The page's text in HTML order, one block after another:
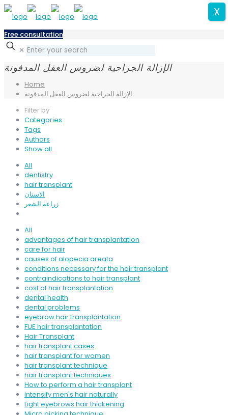
Free consultation
✕
الإزالة الجراحية لضروس العقل المدفونة
Home
الإزالة الجراحية لضروس العقل المدفونة
Filter by
Categories
Tags
Authors
Show all
All
dentistry
hair transplant
الاسنان
زراعة الشعر
All
advantages of hair transplantation
care for hair
causes of alopecia areata
conditions necessary for the hair transplant
contraindications to hair transplant
cost of hair transplantation
dental health
dental problems
eyebrow hair transplantation
FUE hair transplantation
Hair Transplant
hair transplant cases
hair transplant for women
hair transplant technique
hair transplant techniques
How to perform a hair transplant
intensify men's hair naturally
Light eyebrows hair thickening
X